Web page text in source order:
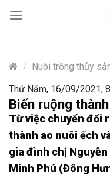
content
/ Nuôi trồng thủy
Thứ Năm, 16/09/2021,
Biến ruộng
Từ việc chuyển đổi
thành ao nuôi ếch
gia đình chị
Minh Phú (Đông